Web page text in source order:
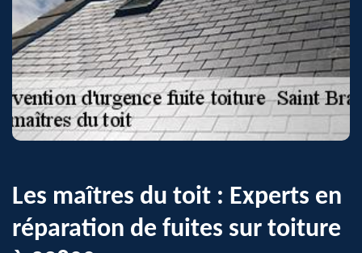
Les maîtres du toit : Experts en
réparation de fuites sur toiture